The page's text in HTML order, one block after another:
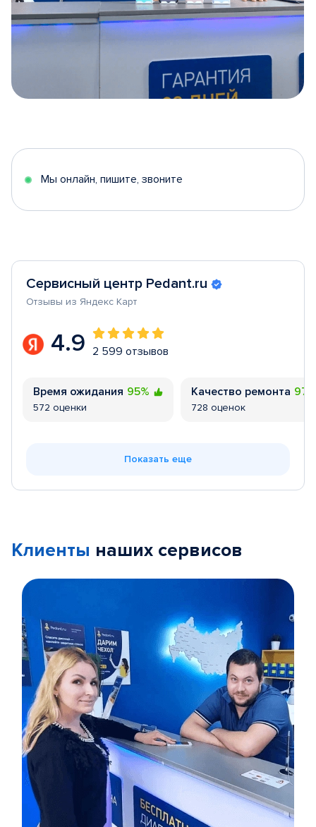
5
Мы онлайн, пишите, звоните
Сервисный центр Pedant.ru
Отзывы из Яндекс Карт
4.9 2 599 отзывов
Время ожидания 95%
572 оценки
Качество ремонта
728 оценок
Показать еще
Клиенты наших сервисов